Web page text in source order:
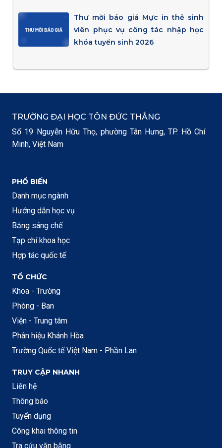
Thư mời báo giá Mực in thẻ sinh
viên phục vụ công tác nhập học
khóa tuyển sinh 2026
TRƯỜNG ĐẠI HỌC TÔN ĐỨC THẮNG
Số 19 Nguyễn Hữu Thọ, phường Tân Hưng, TP. Hồ Chí
Minh, Việt Nam
PHỔ BIẾN
Danh mục ngành
Hướng dẫn học vụ
Bằng sáng chế
Tạp chí khoa học
Hợp tác quốc tế
TỔ CHỨC
Khoa - Trường
Phòng - Ban
Viện - Trung tâm
Phân hiệu Khánh Hòa
Trường Quốc tế Việt Nam - Phần Lan
TRUY CẬP NHANH
Liên hệ
Thông báo
Tuyển dụng
Công khai thông tin
Tra cứu văn bằng